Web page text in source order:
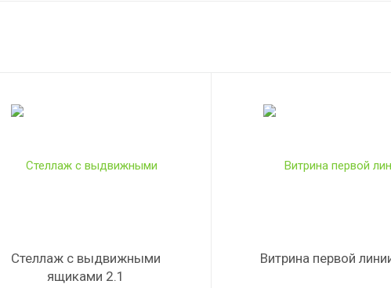
Стеллаж с выдвижными
ящиками 2.1
Витрина первой